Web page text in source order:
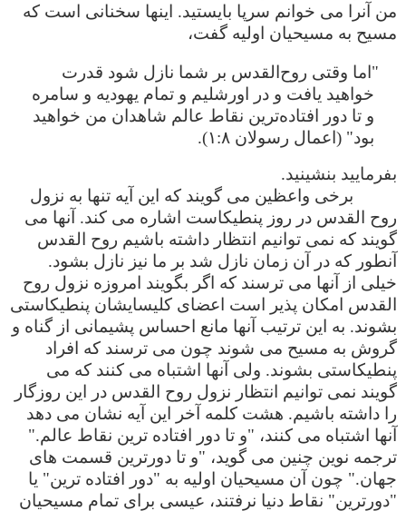
من آنرا می خوانم سرپا بایستید. اینها سخنانی است که
مسیح به مسیحیان اولیه گفت،
"اما وقتی روح‌القدس بر شما نازل شود قدرت
خواهید یافت و در اورشلیم و تمام یهودیه و سامره
و تا دور افتاده‌ترین نقاط عالم شاهدان من خواهید
بود‌‌" (اعمال رسولان ۱:۸).
بفرمایید بنشینید.
برخی واعظین می گویند که این آیه تنها به نزول
روح القدس در روز پنطیکاست اشاره می کند. آنها می
گویند که نمی توانیم انتظار داشته باشیم روح القدس
آنطور که در آن زمان نازل شد بر ما نیز نازل بشود.
خیلی از آنها می ترسند که اگر بگویند امروزه نزول روح
القدس امکان پذیر است اعضای کلیسایشان پنطیکاستی
بشوند. به این ترتیب آنها مانع احساس پشیمانی از گناه و
گروش به مسیح می شوند چون می ترسند که افراد
پنطیکاستی بشوند. ولی آنها اشتباه می کنند که می
گویند نمی توانیم انتظار نزول روح القدس در این روزگار
را داشته باشیم. هشت کلمه آخر این آیه نشان می دهد
آنها اشتباه می کنند، "و تا دور افتاده ترین نقاط عالم."
ترجمه نوین چنین می گوید، "و تا دورترین قسمت های
جهان." چون آن مسیحیان اولیه به "دور افتاده ترین" یا
"دورترین" نقاط دنیا نرفتند، عیسی برای تمام مسیحیان